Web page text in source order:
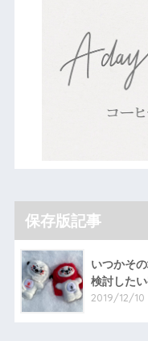
保存版記事
いつかそ
検討した
2019/12/10